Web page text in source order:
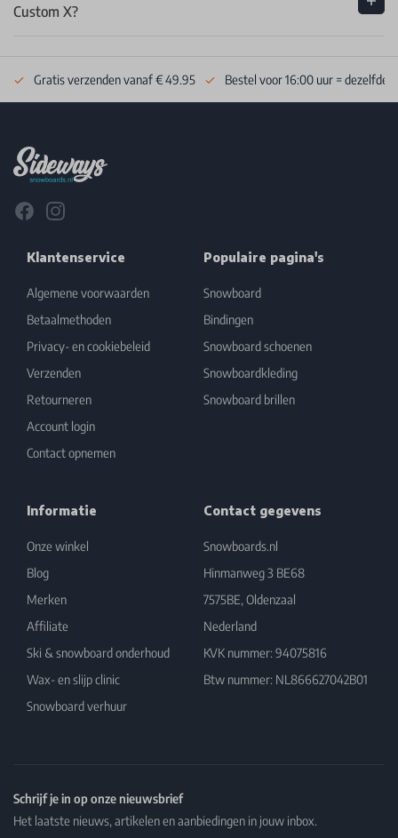
Custom X?
Gratis verzenden vanaf € 49.95 Bestel voor 16:00 uur = dezelfde
FacebookInstagram
Klantenservice
Algemene voorwaarden
Betaalmethoden
Privacy- en cookiebeleid
Verzenden
Retourneren
Account login
Contact opnemen
Populaire pagina's
Snowboard
Bindingen
Snowboard schoenen
Snowboardkleding
Snowboard brillen
Informatie
Onze winkel
Blog
Merken
Affiliate
Ski & snowboard onderhoud
Wax- en slijp clinic
Snowboard verhuur
Contact gegevens
Snowboards.nl
Hinmanweg 3 BE68
7575BE, Oldenzaal
Nederland
KVK nummer: 94075816
Btw nummer: NL866627042B01
Schrijf je in op onze nieuwsbrief
Het laatste nieuws, artikelen en aanbiedingen in jouw inbox.